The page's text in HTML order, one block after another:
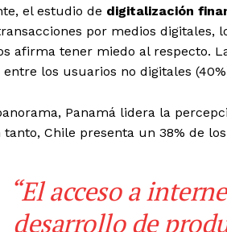
el estudio de digitalización
por medios digitales,
afirma tener miedo al respecto.
los usuarios no digitales
Panamá lidera la
tanto, Chile presenta un 38% de
“El acceso a
desarrollo de